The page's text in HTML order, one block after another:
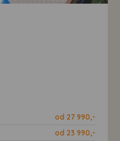
od 27 990,-
od 23 990,-